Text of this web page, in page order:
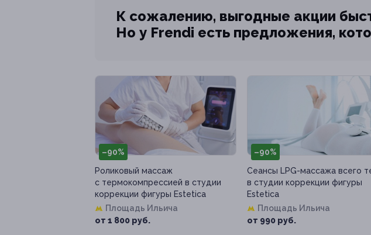
К сожалению, выгодные акции
Но у Frendi есть предложения,
–90%
Роликовый массаж
с термокомпрессией в студии
коррекции фигуры Estetica
Площадь Ильича
от 1 800 руб.
–90%
Сеансы LPG-массажа всего
в студии коррекции фигуры
Estetica
Площадь Ильича
от 990 руб.